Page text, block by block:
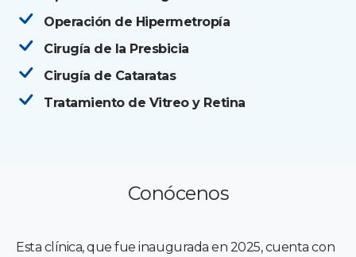
Operación de Hipermetropía
Cirugía de la Presbicia
Cirugía de Cataratas
Tratamiento de Vitreo y Retina
Conócenos
Esta clínica, que fue inaugurada en 2025, cuenta con